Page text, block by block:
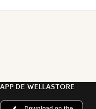
APP DE WELLASTORE